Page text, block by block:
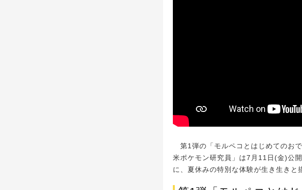
第1弾の「モルペコとはじめてのお
米ポケモン研究員」は7月11日(金)公
に、夏休みの特別な体験が生き生きと